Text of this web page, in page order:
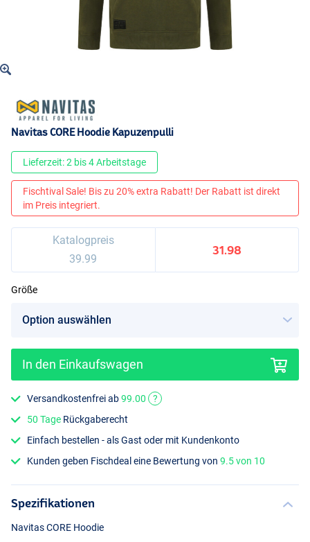
Navitas CORE Hoodie Kapuzenpulli
Lieferzeit: 2 bis 4 Arbeitstage
Fischtival Sale! Bis zu 20% extra Rabatt! Der Rabatt ist direkt
im Preis integriert.
Katalogpreis
39.99
31.98
Größe
In den Einkaufswagen
Versandkostenfrei ab99.00
?
50 Tage Rückgaberecht
Einfach bestellen - als Gast oder mit Kundenkonto
Kunden geben Fischdeal eine Bewertung von9.5 von 10
Spezifikationen
NavitasCORE Hoodie